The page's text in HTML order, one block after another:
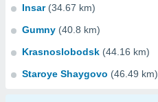
Insar (34.67 km)
Gumny (40.8 km)
Krasnoslobodsk (44.16 km)
Staroye Shaygovo (46.49 km)